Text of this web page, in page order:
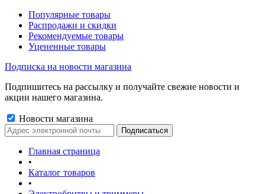
Популярные товары
Распродажи и скидки
Рекомендуемые товары
Уцененные товары
Подписка на новости магазина
Подпишитесь на рассылку и получайте свежие новости и
акции нашего магазина.
Новости магазина
Главная страница
•
Каталог товаров
•